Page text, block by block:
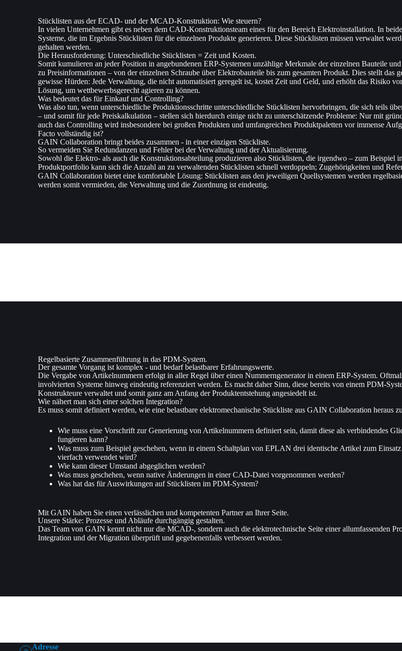
Stücklisten aus der ECAD- und der MCAD-Konstruktion: Wie steuern?​
In vielen Unternehmen gibt es neben dem CAD-Konstruktionsteam eines für den Bereich Elektroinstallation. In
Systeme, die im Ergebnis Stücklisten für die einzelnen Produkte generieren. Diese Stücklisten müssen verwaltet
gehalten werden.
Die Herausforderung: Unterschiedliche Stücklisten = Zeit und Kosten.
Somit kumulieren an jeder Position in angebundenen ERP-Systemen unzählige Merkmale der einzelnen Bauteile
zu Preisinformationen – von der einzelnen Schraube über Elektrobauteile bis zum gesamten Produkt. Dies stellt
gewisse Hürden: Jede Verwaltung, die nicht automatisiert geregelt ist, kostet Zeit und Geld, und erhöht das Risiko
Lösung, um wettbewerbsgerecht agieren zu können.
Was bedeutet das für Einkauf und Controlling?
Was also tun, wenn unterschiedliche Produktionsschritte unterschiedliche Stücklisten hervorbringen, die sich teils
– und somit für jede Preiskalkulation – stellen sich hierdurch einige nicht zu unterschätzende Probleme: Nur mit
auch das Controlling wird insbesondere bei großen Produkten und umfangreichen Produktpaletten vor immense
Facto vollständig ist?
GAIN Collaboration bringt beides zusammen - in einer einzigen Stückliste.
So vermeiden Sie Redundanzen und Fehler bei der Verwaltung und der Aktualisierung.​
Sowohl die Elektro- als auch die Konstruktionsabteilung produzieren also Stücklisten, die irgendwo – zum Beispiel
Produktportfolio kann sich die Anzahl an zu verwaltenden Stücklisten schnell verdoppeln; Zugehörigkeiten und
GAIN Collaboration bietet eine komfortable Lösung: Stücklisten aus den jeweiligen Quellsystemen werden
werden somit vermieden, die Verwaltung und die Zuordnung ist eindeutig.
Regelbasierte Zusammenführung in das PDM-System.
Der gesamte Vorgang ist komplex - und bedarf belastbarer Erfahrungswerte.
Die Vergabe von Artikelnummern erfolgt in aller Regel über einen Nummerngenerator in einem ERP-System.
involvierten Systeme hinweg eindeutig referenziert werden. Es macht daher Sinn, diese bereits von einem PDM-
Konstrukteure verwaltet und somit ganz am Anfang der Produktentstehung angesiedelt ist.
Wie nähert man sich einer solchen Integration?
Es muss somit definiert werden, wie eine belastbare elektromechanische Stückliste aus GAIN Collaboration heraus
Wie muss eine Vorschrift zur Generierung von Artikelnummern definiert sein, damit diese als verbindendes
fungieren kann?
Was muss zum Beispiel geschehen, wenn in einem Schaltplan von EPLAN drei identische Artikel zum
vierfach verwendet wird?
Wie kann dieser Umstand abgeglichen werden?
Was muss geschehen, wenn native Änderungen in einer CAD-Datei vorgenommen werden?
Was hat das für Auswirkungen auf Stücklisten im PDM-System?
Mit GAIN haben Sie einen verlässlichen und kompetenten Partner an Ihrer Seite.
Unsere Stärke: Prozesse und Abläufe durchgängig gestalten.
Das Team von GAIN kennt nicht nur die MCAD-, sondern auch die elektrotechnische Seite einer allumfassenden
Integration und der Migration überprüft und gegebenenfalls verbessert werden.
Adresse